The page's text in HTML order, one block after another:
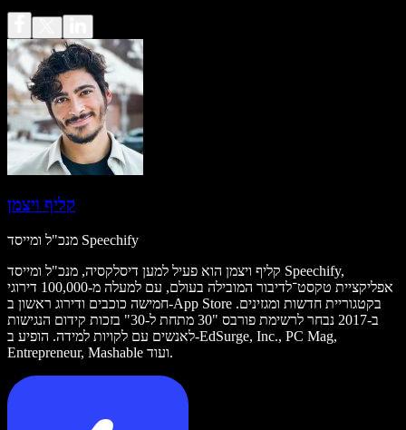
קליף ויצמן
מנכ"ל ומייסד Speechify
קליף ויצמן הוא פעיל למען דיסלקסיה, מנכ"ל ומייסד Speechify,
אפליקציית טקסט־לדיבור המובילה בעולם, עם למעלה מ-100,000 דירוגי
חמישה כוכבים ודירוג ראשון ב-App Store בקטגוריית חדשות ומגזינים.
ב-2017 נבחר לרשימת פורבס "30 מתחת ל-30" בזכות קידום הנגישות
לאנשים עם לקויות למידה. הופיע ב-EdSurge, Inc., PC Mag,
Entrepreneur, Mashable ועוד.